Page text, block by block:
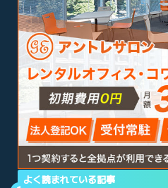
よく読まれている記事